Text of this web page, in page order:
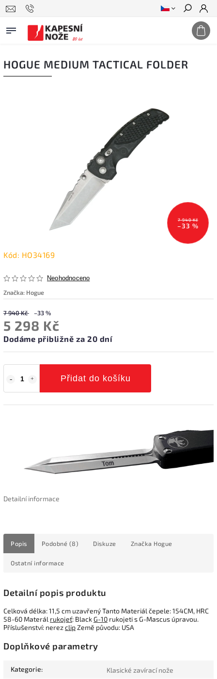
Hledat
HOGUE MEDIUM TACTICAL FOLDER
7 940 Kč
–33 %
Kód: HO34169
Neohodnoceno
Značka: Hogue
7 940 Kč –33 %
5 298 Kč
Dodáme přibližně za 20 dní
Přidat do košíku
Detailní informace
Popis Podobné (8) Diskuze Značka Hogue
Ostatní informace
Detailní popis produktu
Celková délka: 11,5 cm uzavřený Tanto Materiál čepele: 154CM, HRC
58-60 Materál rukojeť: BlackG-10 rukojeti s G-Mascus úpravou.
Příslušenství: nerezclipZemě původu: USA
Doplňkové parametry
Kategorie: Klasické zavírací nože